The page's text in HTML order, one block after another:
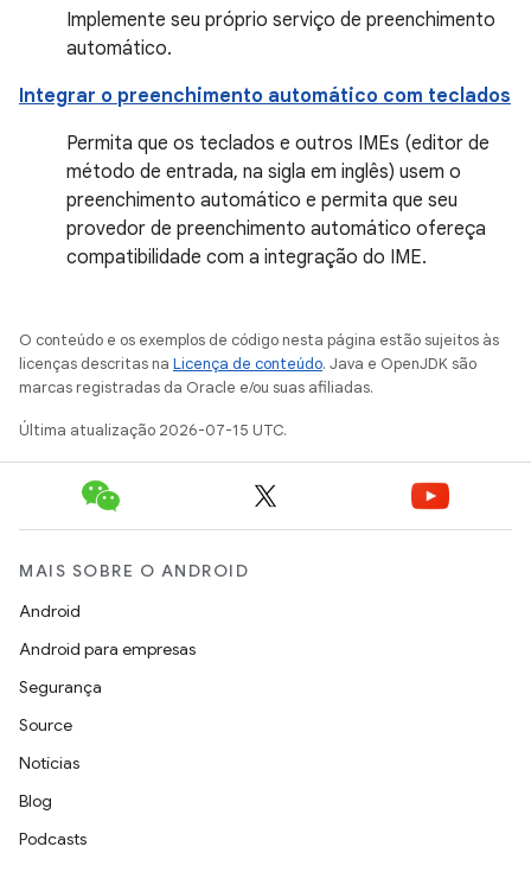
Implemente seu próprio serviço de preenchimento
automático.
Integrar o preenchimento automático com teclados
Permita que os teclados e outros IMEs (editor de
método de entrada, na sigla em inglês) usem o
preenchimento automático e permita que seu
provedor de preenchimento automático ofereça
compatibilidade com a integração do IME.
O conteúdo e os exemplos de código nesta página estão sujeitos às
licenças descritas na Licença de conteúdo. Java e OpenJDK são
marcas registradas da Oracle e/ou suas afiliadas.
Última atualização 2026-07-15 UTC.
MAIS SOBRE O ANDROID
Android
Android para empresas
Segurança
Source
Notícias
Blog
Podcasts